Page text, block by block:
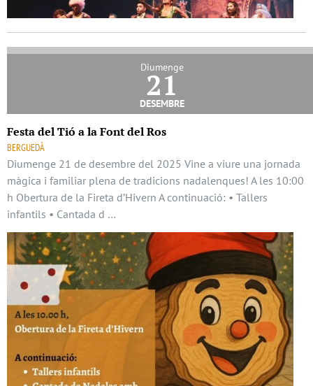
Diumenge
21
desembre
Festa del Tió a la Font del Ros
BERGUEDÀ
Diumenge 21 de desembre del 2025 Vine a viure una jornada
màgica i familiar plena de tradicions nadalenques! A les 10:00
h Obertura de la Fireta d’Hivern A continuació: • Tallers
infantils • Cantada d …